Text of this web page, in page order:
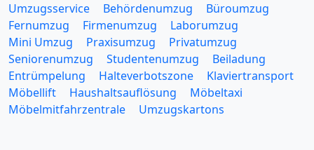
Umzugsservice Behördenumzug
Büroumzug
Fernumzug
Firmenumzug
Laborumzug
Mini Umzug
Praxisumzug
Privatumzug
Seniorenumzug
Studentenumzug
Beiladung
Entrümpelung
Halteverbotszone
Klaviertransport
Möbellift
Haushaltsauflösung
Möbeltaxi
Möbelmitfahrzentrale
Umzugskartons